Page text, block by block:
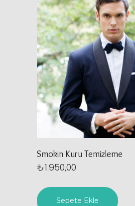
Smokin Kuru Temizleme
₺1.950,00
Sepete Ekle